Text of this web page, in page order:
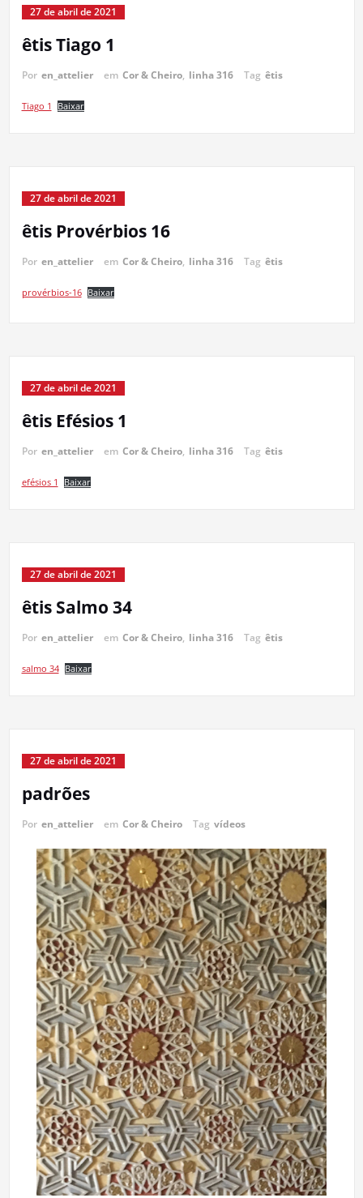
27 de abril de 2021
êtis Tiago 1
Por en_attelier em Cor & Cheiro, linha 316 Tag êtis
Tiago 1 Baixar
27 de abril de 2021
êtis Provérbios 16
Por en_attelier em Cor & Cheiro, linha 316 Tag êtis
provérbios-16 Baixar
27 de abril de 2021
êtis Efésios 1
Por en_attelier em Cor & Cheiro, linha 316 Tag êtis
efésios 1 Baixar
27 de abril de 2021
êtis Salmo 34
Por en_attelier em Cor & Cheiro, linha 316 Tag êtis
salmo 34 Baixar
27 de abril de 2021
padrões
Por en_attelier em Cor & Cheiro Tag vídeos